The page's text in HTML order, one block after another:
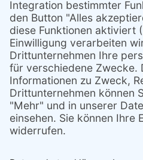
Stellenmarkt
Mitglied werden/ Spenden
Kontakt
Anfahrt